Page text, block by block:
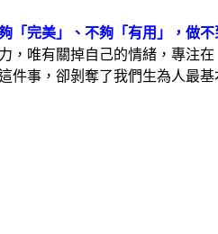
「完美」、不夠「有用」，做
，唯有關掉自己的情緒，專注
事，卻剝奪了我們生為人最基